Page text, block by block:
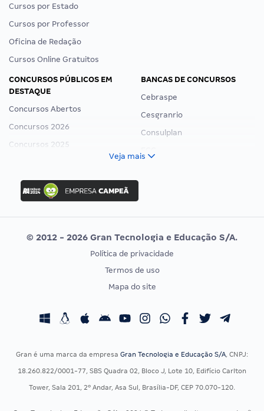
Cursos por Estado
Cursos por Professor
Oficina de Redação
Cursos Online Gratuitos
CONCURSOS PÚBLICOS EM
DESTAQUE
Concursos Abertos
Concursos 2026
Concursos 2025
Concurso Ibama
Concurso MPU
Editais publicados
BANCAS DE CONCURSOS
Cebraspe
Cesgranrio
Consulplan
Vunesp
CONCURSOS POR PROFISSÃO
Concursos Fiscais
EXAME DE ORDEM
Calendário OAB
Veja mais
© 2012 - 2026 Gran Tecnologia e Educação S/A.
Política de privacidade
Termos de uso
Mapa do site
Gran é uma marca da empresa Gran Tecnologia e Educação S/A, CNPJ:
18.260.822/0001-77, SBS Quadra 02, Bloco J, Lote 10, Edifício Carlton
Tower, Sala 201, 2º Andar, Asa Sul, Brasília-DF, CEP 70.070-120.